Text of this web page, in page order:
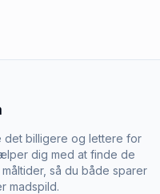
det billigere og lettere for
dig med at finde de
så du både sparer
madspild.